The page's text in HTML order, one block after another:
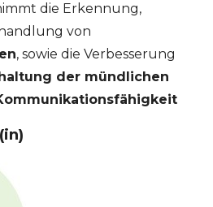
die Erkennung,
von
, sowie die Verbesserung
der mündlichen